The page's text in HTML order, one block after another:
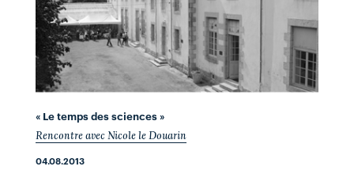
« Le temps des sciences »
Rencontre avec Nicole le Douarin
04.08.2013